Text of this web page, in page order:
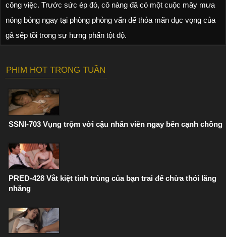
công việc. Trước sức ép đó, cô nàng đã có một cuộc mây mưa
nóng bỏng ngay tại phòng phỏng vấn để thỏa mãn dục vọng của
gã sếp tồi trong sự hưng phấn tột độ.
PHIM HOT TRONG TUẦN
SSNI-703 Vụng trộm với cậu nhân viên ngay bên cạnh chồng
PRED-428 Vắt kiệt tinh trùng của bạn trai để chừa thói lăng
nhăng